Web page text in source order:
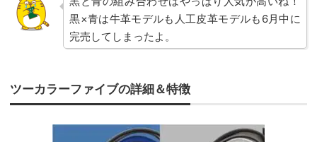
黒×青は牛革モデルも人工皮革モデルも6月中に
完売してしまったよ。
ツーカラーファイブの詳細＆特徴